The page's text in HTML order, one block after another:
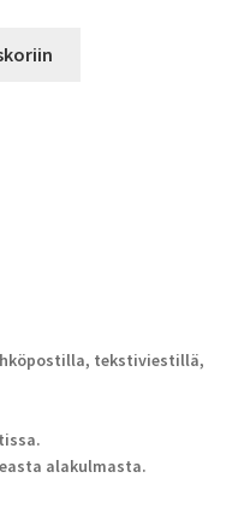
tekstiviestillä,
alakulmasta.